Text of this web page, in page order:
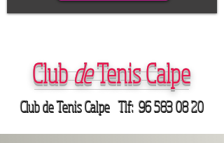
ClubdeTenis Calpe
Club de Tenis Calpe Tlf: 96 583 08 20